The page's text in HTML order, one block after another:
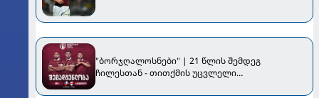
"ბორჯღალოსნები" | 21 წლის შემდეგ
ჩილესთან - თითქმის უცვლელი